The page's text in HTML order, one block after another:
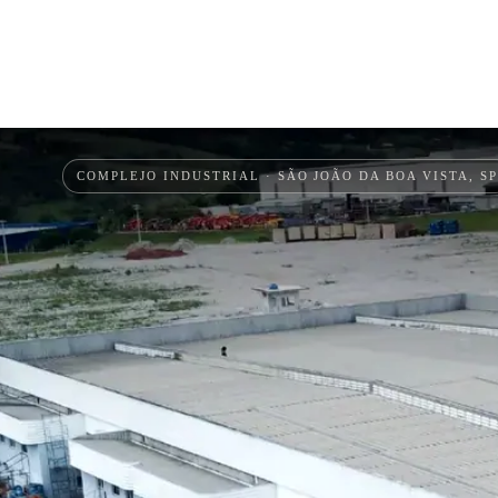
COMPLEJO INDUSTRIAL · SÃO JOÃO DA BOA VISTA, SP